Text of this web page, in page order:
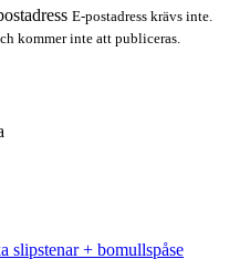
E-postadress krävs inte.
kommer inte att publiceras.